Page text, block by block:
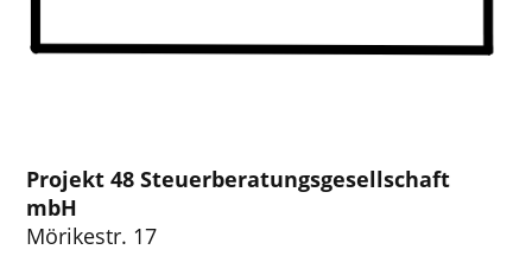
Projekt 48 Steuerberatungsgesellschaft
mbH
Mörikestr. 17